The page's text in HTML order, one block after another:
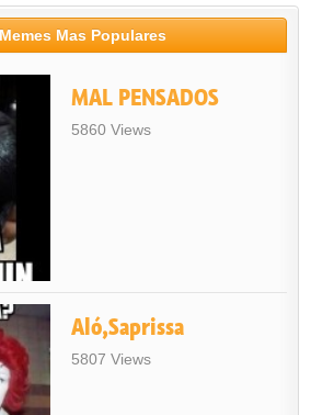
Mas Populares
MAL PENSADOS
5860 Views
Aló,Saprissa
5807 Views